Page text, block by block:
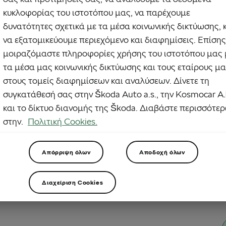
να κάνετε τις ίδιες διαδρομές ή παλεύετε να βρείτε έμπνευση για τις
σας; Το κυνήγι πλακιδίων είναι αυτό που χρειάζεστε. Μετατρέπει
σε ένα παγκόσμιο παιχνίδι εξερεύνησης. Ας ρίξουμε μια πιο
ματιά στο πώς λειτουργεί και πώς μπορείτε να συμμετάσχετε.
κυκλοφορίας του ιστοτόπου μας, να παρέχουμε
δυνατότητες σχετικά με τα μέσα κοινωνικής δικτύωσης,
να εξατομικεύουμε περιεχόμενο και διαφημίσεις. Επίσης
μοιραζόμαστε πληροφορίες χρήσης του ιστοτόπου μας
τα μέσα μας κοινωνικής δικτύωσης και τους εταίρους
στους τομείς διαφημίσεων και αναλύσεων. Δίνετε τη
συγκατάθεσή σας στην Škoda Auto a.s., την Kosmocar
και το δίκτυο διανομής της Škoda. Διαβάστε
στην. Πολιτική Cookies.
Απόρριψη όλων Αποδοχή όλων
Διαχείριση Cookies